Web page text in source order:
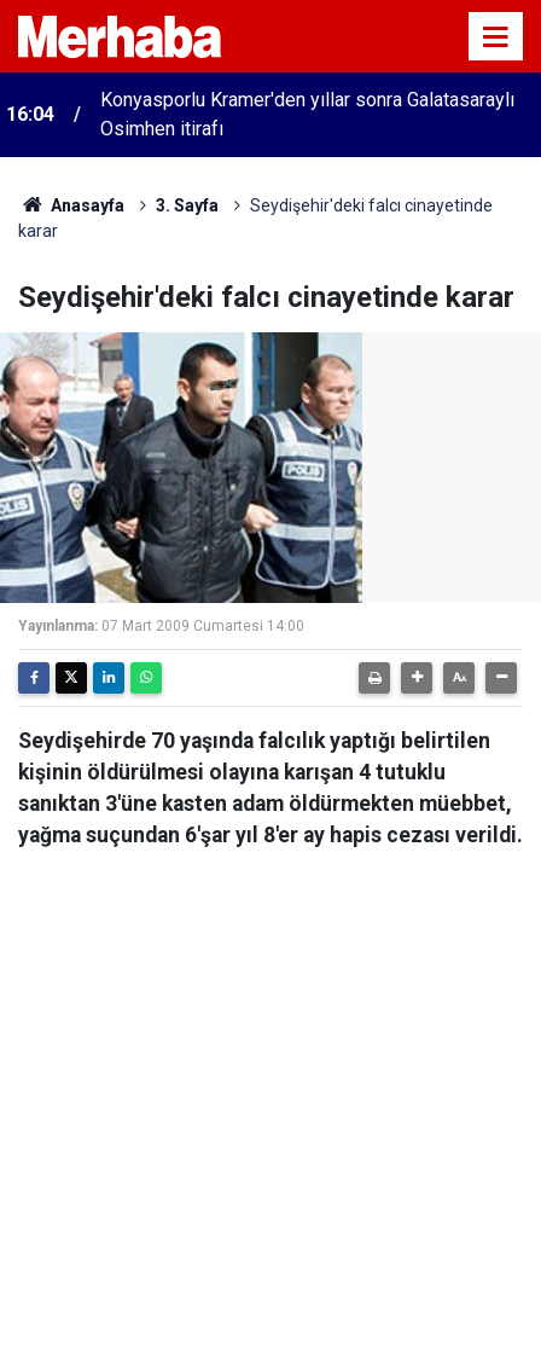
16:04
Konyasporlu Kramer'den yıllar sonra Galatasaraylı
Osimhen itirafı
Anasayfa 3. Sayfa
Seydişehir'deki falcı cinayetinde
karar
Seydişehir'deki falcı cinayetinde karar
Yayınlanma: 07 Mart 2009 Cumartesi 14:00
Seydişehirde 70 yaşında falcılık yaptığı belirtilen
kişinin öldürülmesi olayına karışan 4 tutuklu
sanıktan 3'üne kasten adam öldürmekten müebbet,
yağma suçundan 6'şar yıl 8'er ay hapis cezası verildi.